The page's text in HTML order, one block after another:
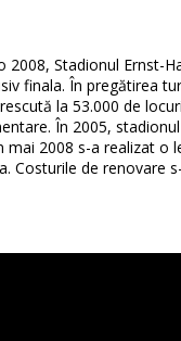
2008, Stadionul Ernst-
finala. În pregătirea
la 53.000 de
În 2005,
mai 2008 s-a realizat o
Costurile de renovare